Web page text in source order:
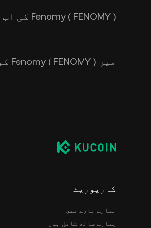
Fenomy ( FENOMY ) کی اب تک کی بلند ترین قیمت کیا ہے؟
میں Fenomy ( FENOMY ) کو کیسے اسٹور کروں؟
کارپوریٹ
ہمارے بارے میں
ہمارے ساتھ شامل ہوں